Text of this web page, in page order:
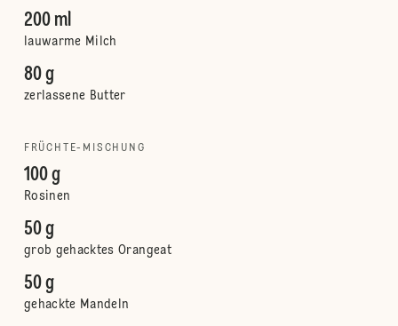
200 ml
lauwarme Milch
80 g
zerlassene Butter
FRÜCHTE-MISCHUNG
100 g
Rosinen
50 g
grob gehacktes Orangeat
50 g
gehackte Mandeln